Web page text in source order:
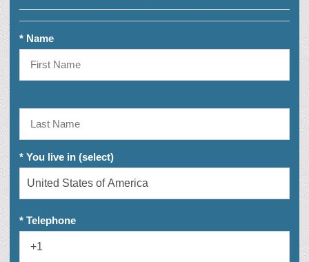
* Name
* You live in (select)
* Telephone